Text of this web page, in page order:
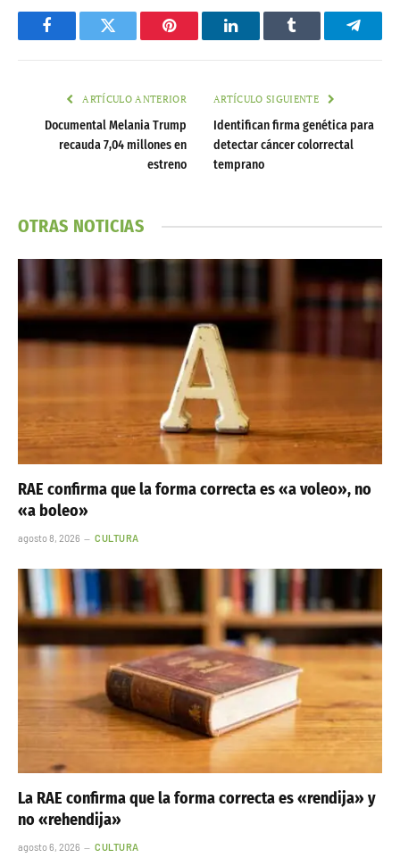
FacebookTwitter Pinterest LinkedInTumblr
ARTÍCULO ANTERIOR
Documental Melania Trump
recauda 7,04 millones en
estreno
ARTÍCULO SIGUIENTE
Identifican firma genética para
detectar cáncer colorrectal
temprano
OTRAS NOTICIAS
RAE confirma que la forma correcta es «a voleo», no
«a boleo»
agosto 8, 2026 CULTURA
La RAE confirma que la forma correcta es «rendija» y
no «rehendija»
agosto 6, 2026 CULTURA